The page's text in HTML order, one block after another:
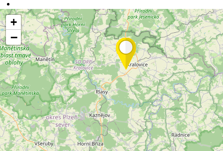
+
−